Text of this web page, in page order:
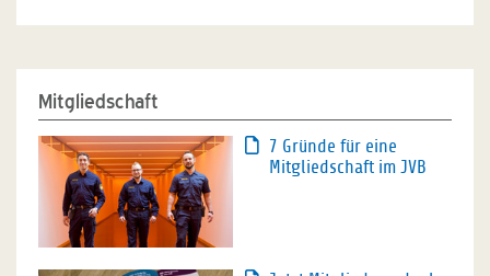
Mitgliedschaft
7 Gründe für eine
Mitgliedschaft im JVB